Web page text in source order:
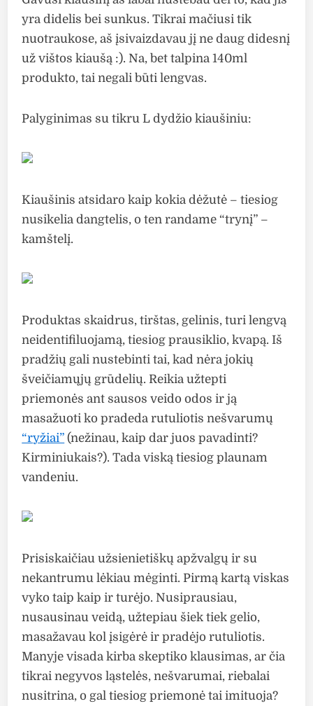
yra didelis bei sunkus. Tikrai mačiusi tik
nuotraukose, aš įsivaizdavau jį ne daug didesnį
už vištos kiaušą :). Na, bet talpina 140ml
produkto, tai negali būti lengvas.
Palyginimas su tikru L dydžio kiaušiniu:
Kiaušinis atsidaro kaip kokia dėžutė – tiesiog
nusikelia dangtelis, o ten randame “trynį” –
kamštelį.
Produktas skaidrus, tirštas, gelinis, turi lengvą
neidentifiluojamą, tiesiog prausiklio, kvapą. Iš
pradžių gali nustebinti tai, kad nėra jokių
šveičiamųjų grūdelių. Reikia užtepti
priemonės ant sausos veido odos ir ją
masažuoti ko pradeda rutuliotis nešvarumų
“ryžiai” (nežinau, kaip dar juos pavadinti?
Kirminiukais?). Tada viską tiesiog plaunam
vandeniu.
Prisiskaičiau užsienietiškų apžvalgų ir su
nekantrumu lėkiau mėginti. Pirmą kartą viskas
vyko taip kaip ir turėjo. Nusiprausiau,
nusausinau veidą, užtepiau šiek tiek gelio,
masažavau kol įsigėrė ir pradėjo rutuliotis.
Manyje visada kirba skeptiko klausimas, ar čia
tikrai negyvos ląstelės, nešvarumai, riebalai
nusitrina, o gal tiesiog priemonė tai imituoja?